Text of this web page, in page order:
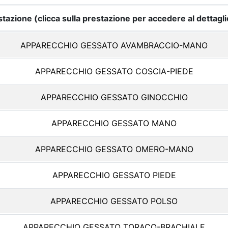
(clicca sulla prestazione per accedere al
APPARECCHIO GESSATO AVAMBRACCIO-MANO
APPARECCHIO GESSATO COSCIA-PIEDE
APPARECCHIO GESSATO GINOCCHIO
APPARECCHIO GESSATO MANO
APPARECCHIO GESSATO OMERO-MANO
APPARECCHIO GESSATO PIEDE
APPARECCHIO GESSATO POLSO